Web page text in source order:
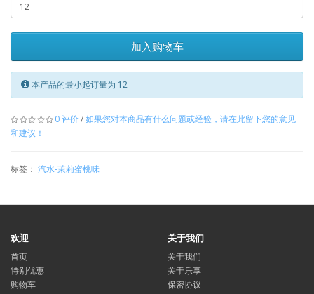
加入购物车
本产品的最小起订量为 12
0 评价/如果您对本商品有什么问题或经验，请在此留下您的意见
和建议！
标签： 汽水-茉莉蜜桃味
欢迎
首页
特别优惠
购物车
关于我们
关于我们
关于乐享
保密协议